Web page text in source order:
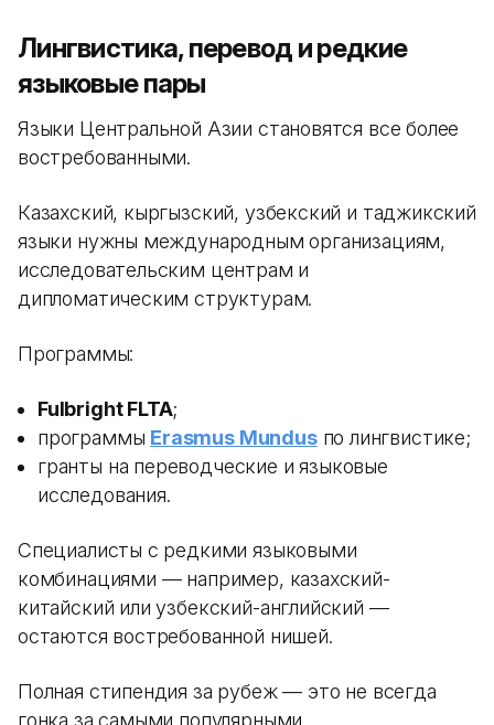
Лингвистика, перевод и редкие
языковые пары
Языки Центральной Азии становятся все более
востребованными.
Казахский, кыргызский, узбекский и таджикский
языки нужны международным организациям,
исследовательским центрам и
дипломатическим структурам.
Программы:
Fulbright FLTA;
программы Erasmus Mundusпо лингвистике;
гранты на переводческие и языковые
исследования.
Специалисты с редкими языковыми
комбинациями — например, казахский-
китайский или узбекский-английский —
остаются востребованной нишей.
Полная стипендия за рубеж — это не всегда